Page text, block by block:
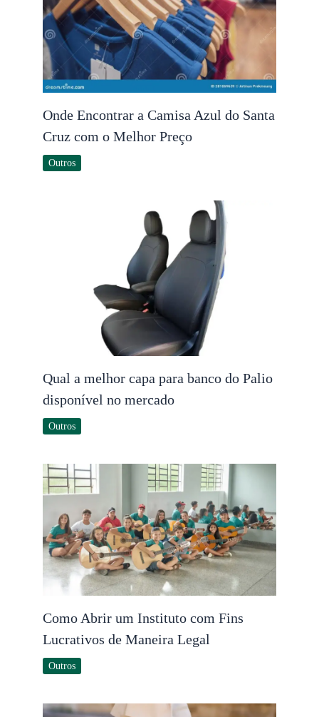
Onde Encontrar a Camisa Azul do Santa
Cruz com o Melhor Preço
Outros
Qual a melhor capa para banco do Palio
disponível no mercado
Outros
Como Abrir um Instituto com Fins
Lucrativos de Maneira Legal
Outros